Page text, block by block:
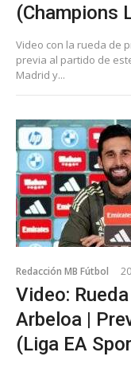
(Champions
Video con la rueda de
previa al partido de
Madrid y...
Redacción MB Fútbol
Video:
Arbeloa |
(Liga EA